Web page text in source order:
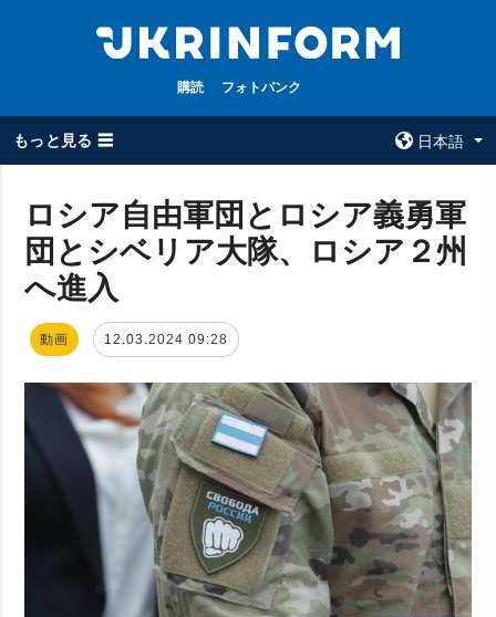
購読 フォトバンク
もっと見る ☰
日本語
全てのトピック
戦争
政治
経済・復興
防衛
社会・文化
スポーツ
事故・緊急事態
ウクルインフォ
サービス
ロシア自由軍団とロシア義勇軍
団とシベリア大隊、ロシア２州
へ進入
動画 12.03.2024 09:28